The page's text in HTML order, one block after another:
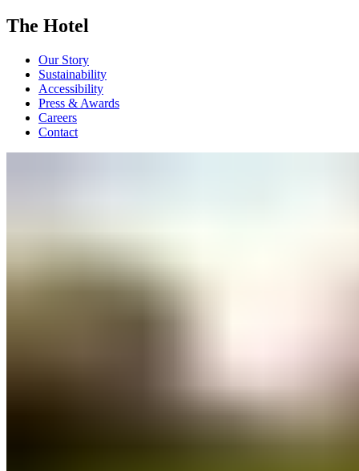
The Hotel
Our Story
Sustainability
Accessibility
Press & Awards
Careers
Contact